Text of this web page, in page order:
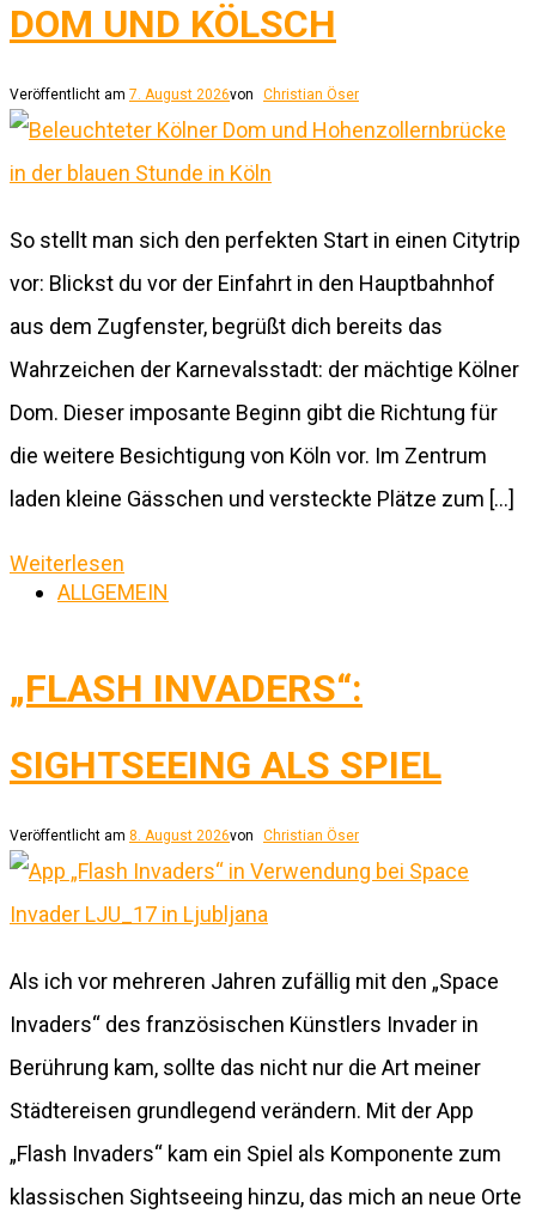
DOM UND KÖLSCH
Veröffentlicht am 7. August 2026von Christian Öser
So stellt man sich den perfekten Start in einen Citytrip
vor: Blickst du vor der Einfahrt in den Hauptbahnhof
aus dem Zugfenster, begrüßt dich bereits das
Wahrzeichen der Karnevalsstadt: der mächtige Kölner
Dom. Dieser imposante Beginn gibt die Richtung für
die weitere Besichtigung von Köln vor. Im Zentrum
laden kleine Gässchen und versteckte Plätze zum […]
Weiterlesen
ALLGEMEIN
„FLASH INVADERS“:
SIGHTSEEING ALS SPIEL
Veröffentlicht am 8. August 2026von Christian Öser
Als ich vor mehreren Jahren zufällig mit den „Space
Invaders“ des französischen Künstlers Invader in
Berührung kam, sollte das nicht nur die Art meiner
Städtereisen grundlegend verändern. Mit der App
„Flash Invaders“ kam ein Spiel als Komponente zum
klassischen Sightseeing hinzu, das mich an neue Orte